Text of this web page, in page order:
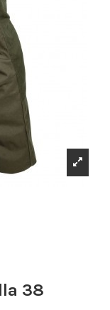
38